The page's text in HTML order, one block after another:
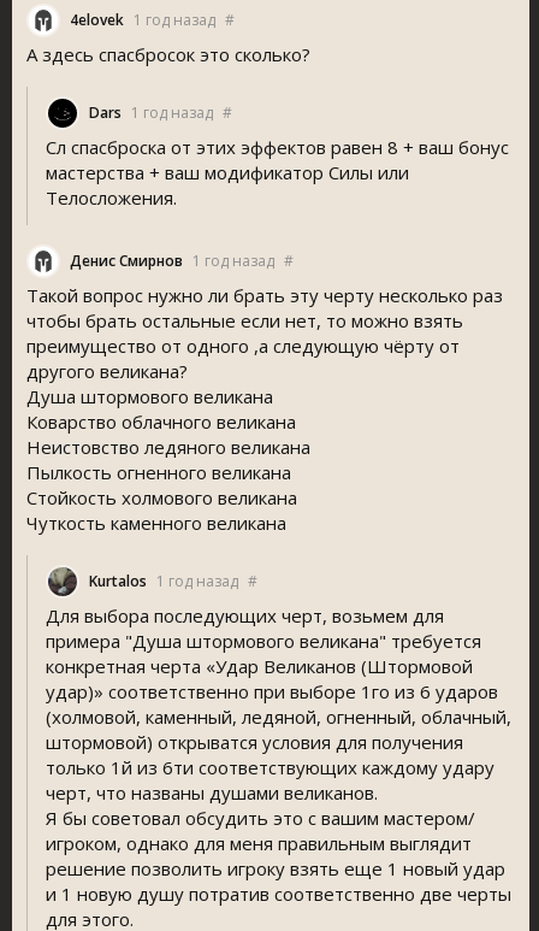
4elovek 1 год назад #
А здесь спасбросок это сколько?
Dar 1 год назад #
Сл спасброска от этих эффектов равен 8 + ваш бонус
мастерства + ваш модификатор Силы или
Телосложения.
Денис Смирнов 1 год назад #
Такой вопрос нужно ли брать эту черту несколько раз
чтобы брать остальные если нет, то можно взять
преимущество от одного ,а следующую чёрту от
другого великана?
Душа штормового великана
Коварство облачного великана
Неистовство ледяного великана
Пылкость огненного великана
Стойкость холмового великана
Чуткость каменного великана
Kurtalo 1 год назад #
Для выбора последующих черт, возьмем для
примера "Душа штормового великана" требуется
конкретная черта «Удар Великанов (Штормовой
удар)» соответственно при выборе 1го из 6 ударов
(холмовой, каменный, ледяной, огненный, облачный,
штормовой) открыватся условия для получения
только 1й из 6ти соответствующих каждому удару
черт, что названы душами великанов.
Я бы советовал обсудить это с вашим мастером/
игроком, однако для меня правильным выглядит
решение позволить игроку взять еще 1 новый удар
и 1 новую душу потратив соответственно две черты
для этого.